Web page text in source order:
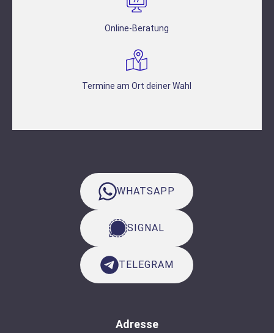
Online-Beratung
Termine am Ort deiner Wahl
WHATSAPP
SIGNAL
TELEGRAM
Adresse